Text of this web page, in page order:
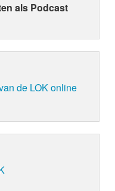
als Podcast
de LOK online